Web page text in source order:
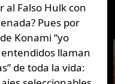
al Falso Hulk con
Pues por
Konami “yo
llaman
de toda la vida: